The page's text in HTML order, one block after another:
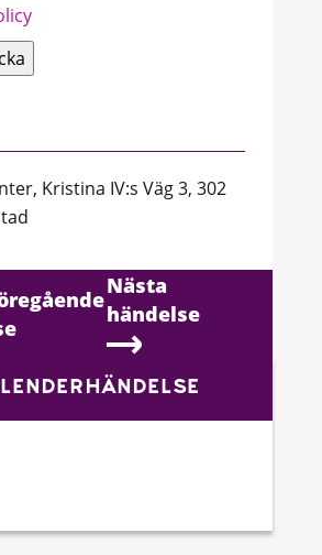
Kristina IV:s Väg 3, 302
Nästa
händelse